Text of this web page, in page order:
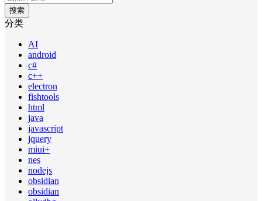
搜索
分类
AI
android
c#
c++
electron
fishtools
html
java
javascript
jquery
miui+
nes
nodejs
obsidian
obsidian